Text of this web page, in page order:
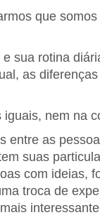
que
sua rotina
as
nem na
entre as
suas
com ideias,
troca de